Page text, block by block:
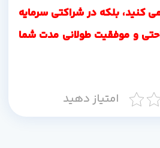
بلکه در شراکتی سرمایه
و موفقیت طولانی مدت شما
امتیاز دهید